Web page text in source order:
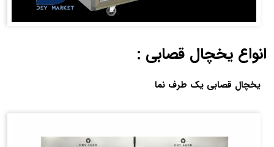
انواع یخچال قصابی :
یخچال قصابی یک طرف نما